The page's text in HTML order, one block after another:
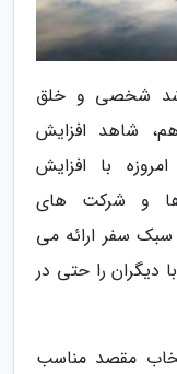
رشد شخصی و خلق
شاهد افزایش
با افزایش
ها و شرکت های
سفر ارائه می
دیگران را حتی در
مقصد مناسب